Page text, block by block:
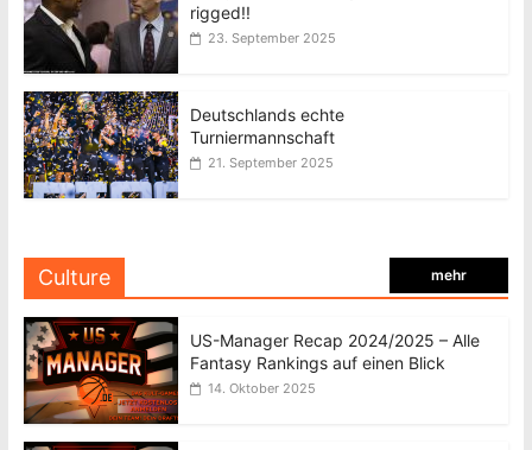
rigged!!
23. September 2025
Deutschlands echte
Turniermannschaft
21. September 2025
Culture mehr
US-Manager Recap 2024/2025 – Alle
Fantasy Rankings auf einen Blick
14. Oktober 2025